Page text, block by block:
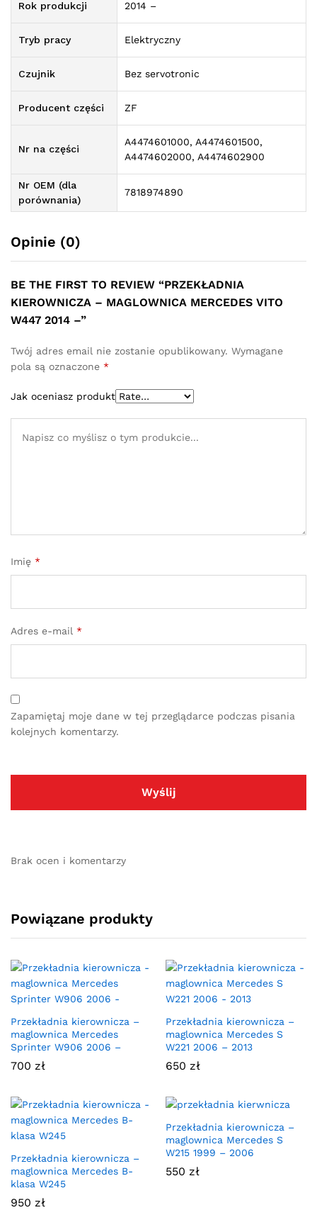
Rok produkcji 2014 –
Tryb pracy Elektryczny
Czujnik Bez servotronic
Producent części ZF
Nr na części
A4474601000, A4474601500,
A4474602000, A4474602900
Nr OEM (dla
porównania)
7818974890
Opinie (0)
BE THE FIRST TO REVIEW “PRZEKŁADNIA
KIEROWNICZA – MAGLOWNICA MERCEDES VITO
W447 2014 –”
Twój adres email nie zostanie opublikowany. Wymagane
pola są oznaczone *
Jak oceniasz produkt
Imię *
Adres e-mail *
Zapamiętaj moje dane w tej przeglądarce podczas pisania
kolejnych komentarzy.
Brak ocen i komentarzy
Powiązane produkty
Przekładnia kierownicza –
maglownica Mercedes
Sprinter W906 2006 –
700 zł
Przekładnia kierownicza –
maglownica Mercedes S
W221 2006 – 2013
650 zł
Przekładnia kierownicza –
maglownica Mercedes B-
klasa W245
950 zł
Przekładnia kierownicza –
maglownica Mercedes S
W215 1999 – 2006
550 zł